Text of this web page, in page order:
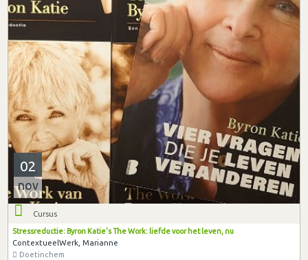
02
nov
Cursus
Stressreductie: Byron Katie's The Work: liefde voor het leven, nu
ContextueelWerk, Marianne
Doetinchem